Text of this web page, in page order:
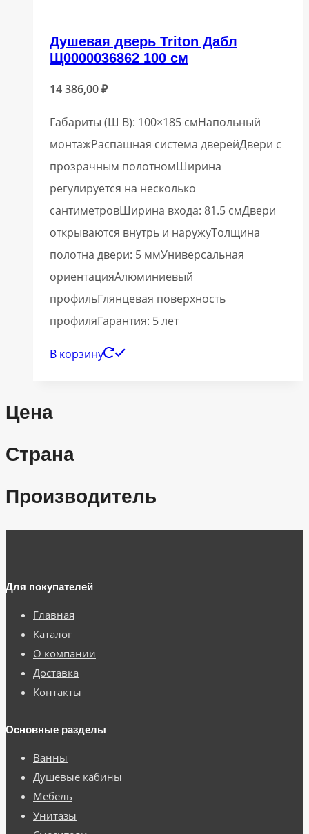
Душевая дверь Triton Дабл
Щ0000036862 100 см
14 386,00₽
Габариты (Ш В): 100×185 смНапольный
монтажРаспашная система дверейДвери с
прозрачным полотномШирина
регулируется на несколько
сантиметровШирина входа: 81.5 смДвери
открываются внутрь и наружуТолщина
полотна двери: 5 ммУниверсальная
ориентацияАлюминиевый
профильГлянцевая поверхность
профиляГарантия: 5 лет
В корзину
Цена
Страна
Производитель
Для покупателей
Главная
Каталог
О компании
Доставка
Контакты
Основные разделы
Ванны
Душевые кабины
Мебель
Унитазы